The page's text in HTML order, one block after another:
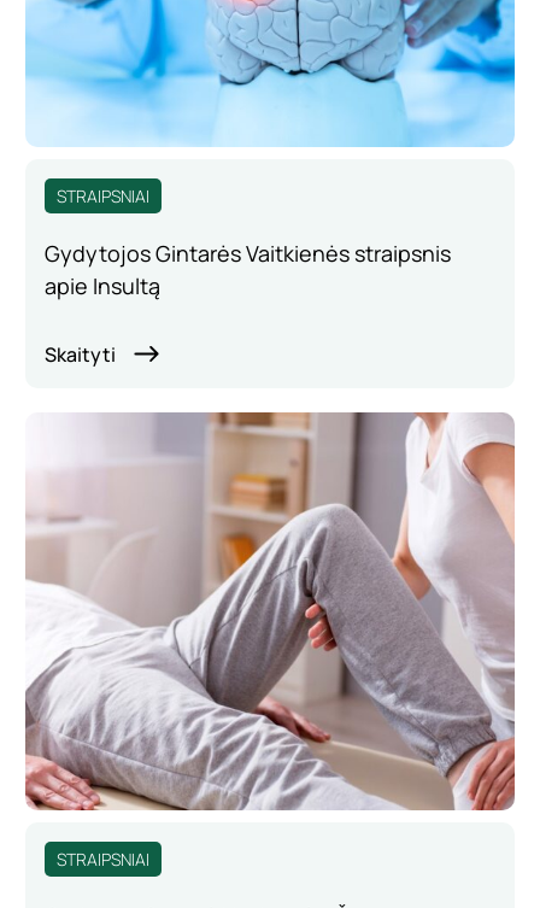
STRAIPSNIAI
Gydytojos Gintarės Vaitkienės straipsnis
apie Insultą
Skaityti
STRAIPSNIAI